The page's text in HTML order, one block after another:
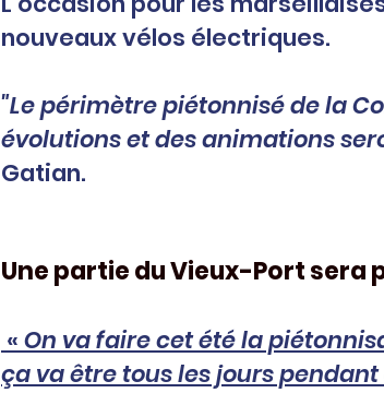
nouveaux vélos électriques.
"Le périmètre piétonnisé de la
évolutions et des animations
Gatian.
Une partie du Vieux-Port sera
« On va faire cet été la
ça va être tous les jours